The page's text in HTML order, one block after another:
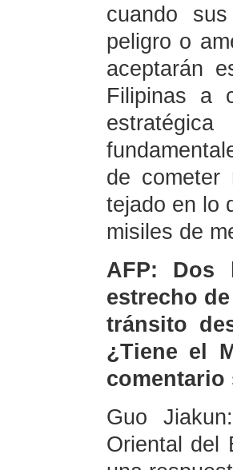
cuando
peligro o
aceptarán
Filipinas a
de cometer
tejado en lo
misiles de
AFP: Dos
estrecho
tránsito
¿Tiene el
comentario
Guo
Oriental del